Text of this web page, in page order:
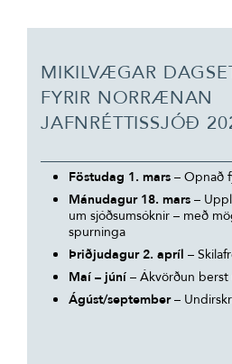
MIKILVÆGAR
FYRIR NORRÆNAN
JAFNRÉTTISSJÓÐ
Föstudag 1. mars– Opnað
Mánudagur 18. mars–
um sjóðsumsóknir – með
spurninga
Þriðjudagur 2. apríl –
Maí – júní– Ákvörðun
Ágúst/september–